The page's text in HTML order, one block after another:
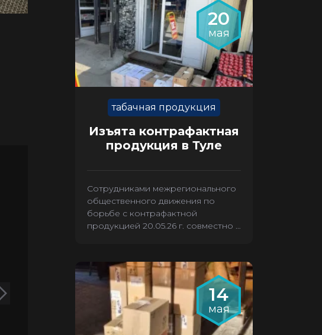
20
мая
табачная продукция
Изъята контрафактная
продукция в Туле
Сотрудниками межрегионального
общественного движения по
борьбе с контрафактной
продукцией 20.05.26 г. совместно с
произведено изъятие 2636 пачек
контрафактных сигарет.
14
мая